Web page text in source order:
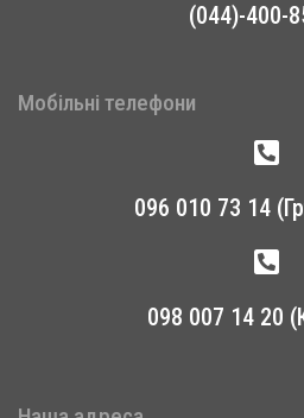
(044)-400-
Мобільні телефони
096 010 73 14
098 007 14 20